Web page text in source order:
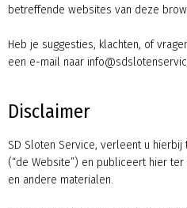
betreffende websites van deze
Heb je suggesties, klachten, of
een e-mail naar
Disclaimer
SD Sloten Service, verleent u
(“de Website”) en publiceert hier
en andere materialen.